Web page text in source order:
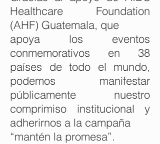
Healthcare Foundation
(AHF) Guatemala, que
apoya los eventos
conmemorativos en 38
países de todo el mundo,
podemos manifestar
públicamente nuestro
comprimiso institucional y
adherirnos a la campaña
“mantén la promesa”.